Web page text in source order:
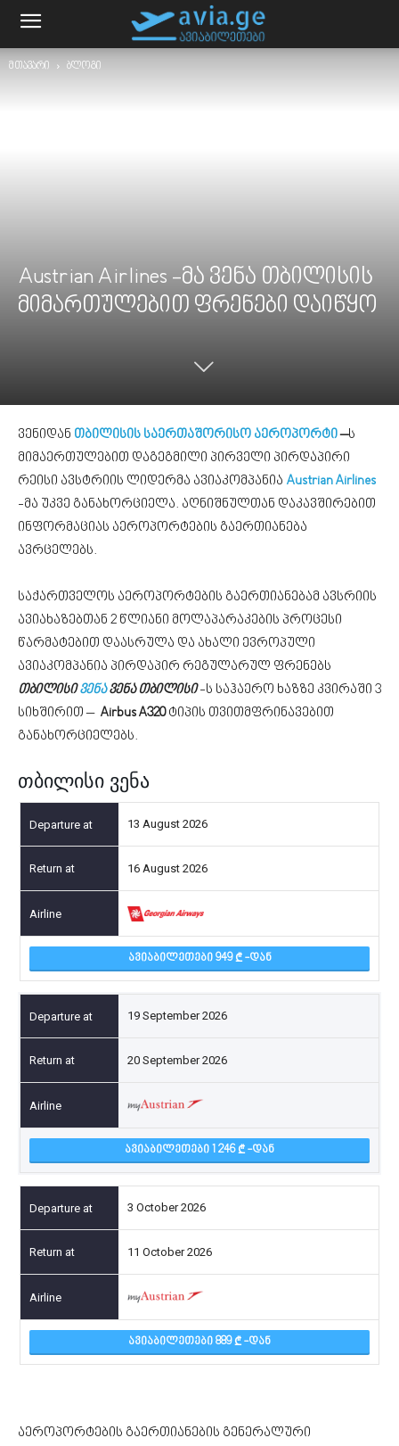
მთავარი ბლოგი
Austrian Airlines -მა ვენა თბილისის
მიმართულებით ფრენები დაიწყო
ვენიდან თბილისის საერთაშორისო აეროპორტი–ს
მიმაერთულებით დაგეგმილი პირველი პირდაპირი
რეისი ავსტრიის ლიდერმა ავიაკომპანია Austrian Airlines
-მა უკვე განახორციელა. აღნიშნულთან დაკავშირებით
ინფორმაციას აეროპორტების გაერთიანება
ავრცელებს.
საქართველოს აეროპორტების გაერთიანებამ ავსრიის
ავიახაზებთან 2 წლიანი მოლაპარაკების პროცესი
წარმატებით დაასრულა და ახალი ევროპული
ავიაკომპანია პირდაპირ რეგულარულ ფრენებს
თბილისივენავენა თბილისი-ს საჰაერო ხაზზე კვირაში 3
სიხშირით – Airbus A320ტიპის თვითმფრინავებით
განახორციელებს.
თბილისი ვენა
13 August 2026
16 August 2026
ᲐᲕᲘᲐᲑᲘᲚᲔᲗᲔᲑᲘ 949 -ᲓᲐᲜ
19 September 2026
20 September 2026
ᲐᲕᲘᲐᲑᲘᲚᲔᲗᲔᲑᲘ 1 246 -ᲓᲐᲜ
3 October 2026
11 October 2026
ᲐᲕᲘᲐᲑᲘᲚᲔᲗᲔᲑᲘ 889 -ᲓᲐᲜ
აეროპორტების გაერთიანების გენერალური